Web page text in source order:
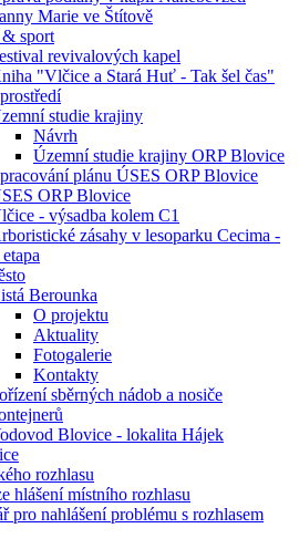
Marie ve Štítově
sport
revivalových kapel
"Vlčice a Stará Huť - Tak šel čas"
studie krajiny
Návrh
Územní studie krajiny ORP Blovice
plánu ÚSES ORP Blovice
ORP Blovice
- výsadba kolem C1
zásahy v lesoparku Cecima -
Berounka
O projektu
Aktuality
Fotogalerie
Kontakty
sběrných nádob a nosiče
Blovice - lokalita Hájek
rozhlasu
hlášení místního rozhlasu
pro nahlášení problému s rozhlasem